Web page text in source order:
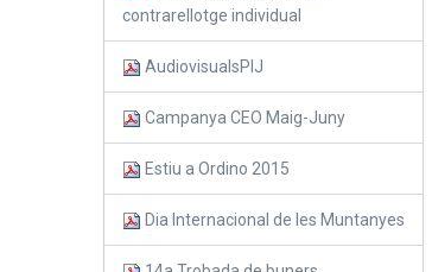
contrarellotge individual
AudiovisualsPIJ
Campanya CEO Maig-Juny
Estiu a Ordino 2015
Dia Internacional de les Muntanyes